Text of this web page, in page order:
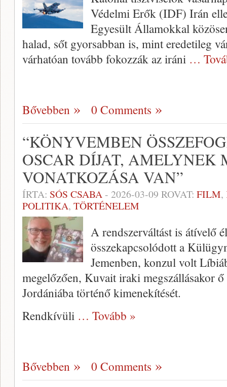
Védelmi Erők (IDF) Irán
Egyesült Államokkal
halad, sőt gyorsabban is, mint eredetileg
várhatóan tovább fokozzák az iráni …
Bővebben 0 Comments
“KÖNYVEMBEN
OSCAR DÍJAT, AMELYNEK
VONATKOZÁSA VAN”
ÍRTA: SÓS CSABA- 2026-03-09 ROVAT: FILM,
POLITIKA, TÖRTÉNELEM
A rendszerváltást is átívelő
összekapcsolódott a
Jemenben, konzul volt
megelőzően, Kuvait iraki megszállásakor
Jordániába történő kimenekítését.
Rendkívüli … Tovább »
Bővebben 0 Comments